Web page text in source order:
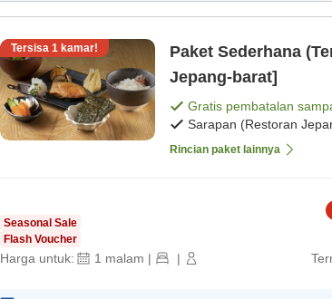
Tersisa 1 kamar!
Paket Sederhana
Jepang-barat]
Gratis pembatalan
Sarapan (Restoran
Rincian paket lainnya
Seasonal Sale
Flash Voucher
Harga untuk: 1 malam | |